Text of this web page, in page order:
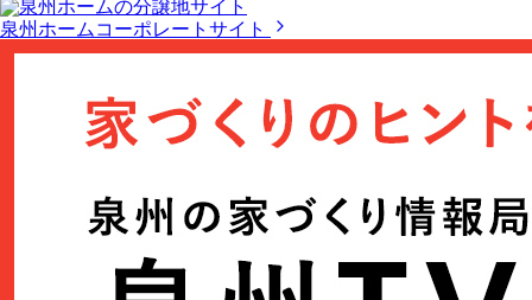
泉州ホームコーポレートサイト